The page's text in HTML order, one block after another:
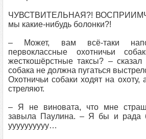
ЧУВСТВИТЕЛЬНАЯ?!
мы какие-нибудь болонки?!
– Может, вам всё-таки
первоклассные охотничьи
жесткошёрстные таксы? –
собака не должна пугаться
Охотничьи собаки ходят на охоту,
стреляют.
– Я не виновата, что мне
завыла Паулина. – Я бы и рада
уууууууууу…